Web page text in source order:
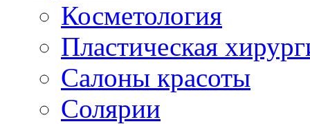
Косметология
Пластическая
Салоны красоты
Солярии